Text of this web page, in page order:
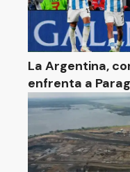
La Argentina,
enfrenta a